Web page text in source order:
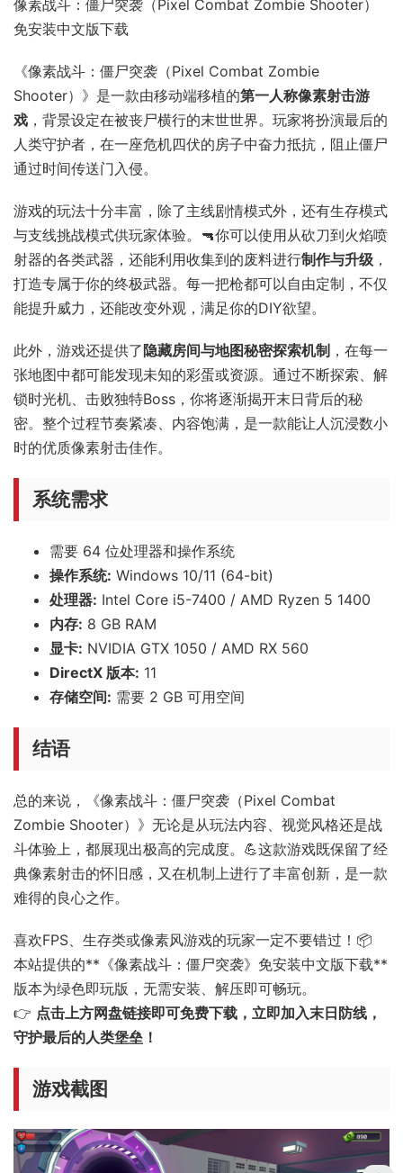
像素战斗：僵尸突袭（Pixel Combat Zombie Shooter）
免安装中文版下载
《像素战斗：僵尸突袭（Pixel Combat Zombie
Shooter）》是一款由移动端移植的第一人称像素射击游
戏 ，背景设定在被丧尸横行的末世世界。玩家将扮演最后的
人类守护者，在一座危机四伏的房子中奋力抵抗，阻止僵尸
通过时间传送门入侵。
游戏的玩法十分丰富，除了主线剧情模式外，还有生存模式
与支线挑战模式供玩家体验。🔫你可以使用从砍刀到火焰喷
射器的各类武器，还能利用收集到的废料进行制作与升级 ，
打造专属于你的终极武器。每一把枪都可以自由定制，不仅
能提升威力，还能改变外观，满足你的DIY欲望。
此外，游戏还提供了隐藏房间与地图秘密探索机制 ，在每一
张地图中都可能发现未知的彩蛋或资源。通过不断探索、解
锁时光机、击败独特Boss，你将逐渐揭开末日背后的秘
密。整个过程节奏紧凑、内容饱满，是一款能让人沉浸数小
时的优质像素射击佳作。
系统需求
需要 64 位处理器和操作系统
操作系统: Windows 10/11 (64-bit)
处理器: Intel Core i5-7400 / AMD Ryzen 5 1400
内存: 8 GB RAM
显卡: NVIDIA GTX 1050 / AMD RX 560
DirectX 版本: 11
存储空间: 需要 2 GB 可用空间
结语
总的来说，《像素战斗：僵尸突袭（Pixel Combat
Zombie Shooter）》无论是从玩法内容、视觉风格还是战
斗体验上，都展现出极高的完成度。💪这款游戏既保留了经
典像素射击的怀旧感，又在机制上进行了丰富创新，是一款
难得的良心之作。
喜欢FPS、生存类或像素风游戏的玩家一定不要错过！📦
本站提供的**《像素战斗：僵尸突袭》免安装中文版下载**
版本为绿色即玩版，无需安装、解压即可畅玩。
👉 点击上方网盘链接即可免费下载，立即加入末日防线，
守护最后的人类堡垒！
游戏截图